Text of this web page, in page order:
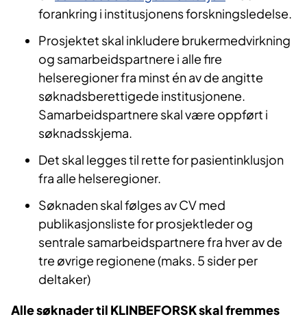
forankring i institusjonens forskningsledelse.
Prosjektet skal inkludere brukermedvirkning
og samarbeidspartnere i alle fire
helseregioner fra minst én av de angitte
søknadsberettigede institusjonene.
Samarbeidspartnere skal være oppført i
søknadsskjema.
Det skal legges til rette for pasientinklusjon
fra alle helseregioner.
Søknaden skal følges av CV med
publikasjonsliste for prosjektleder og
sentrale samarbeidspartnere fra hver av de
tre øvrige regionene (maks. 5 sider per
deltaker)
Alle søknader til KLINBEFORSK skal fremmes